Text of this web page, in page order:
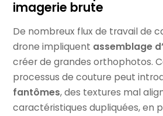
imagerie brute
De nombreux flux de travail de
drone impliquent assemblage
créer de grandes orthophotos.
processus de couture peut
fantômes, des textures mal
caractéristiques dupliquées, en